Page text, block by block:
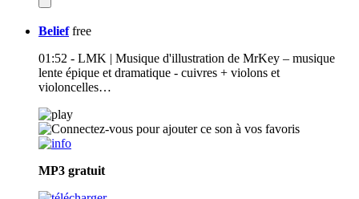
Belief free
01:52 - LMK | Musique d'illustration de MrKey – musique
lente épique et dramatique - cuivres + violons et
violoncelles…
MP3 gratuit